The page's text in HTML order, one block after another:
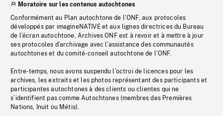
Moratoire sur les contenus autochtones
Conformément au Plan autochtone de l’ONF, aux protocoles
développés par imagineNATIVE et aux lignes directrices du Bureau
de l’écran autochtone, Archives ONF est à revoir et à mettre à jour
ses protocoles d’archivage avec l’assistance des communautés
autochtones et du comité-conseil autochtone de l’ONF.
Entre-temps, nous avons suspendu l’octroi de licences pour les
archives, les extraits et les photos représentant des participants et
participantes autochtones à des clients ou clientes qui ne
s’identifient pas comme Autochtones (membres des Premières
Nations, Inuit ou Métis).